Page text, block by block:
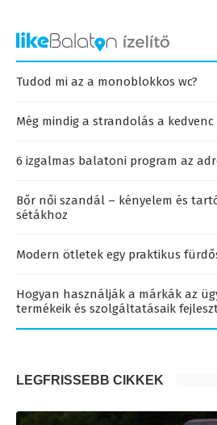
Tudod mi az a monoblokkos wc?
Még mindig a strandolás a
6 izgalmas balatoni program az
Bőr női szandál – kényelem és
sétákhoz
Modern ötletek egy praktikus
Hogyan használják a márkák az
termékeik és szolgáltatásaik
LEGFRISSEBB CIKKEK